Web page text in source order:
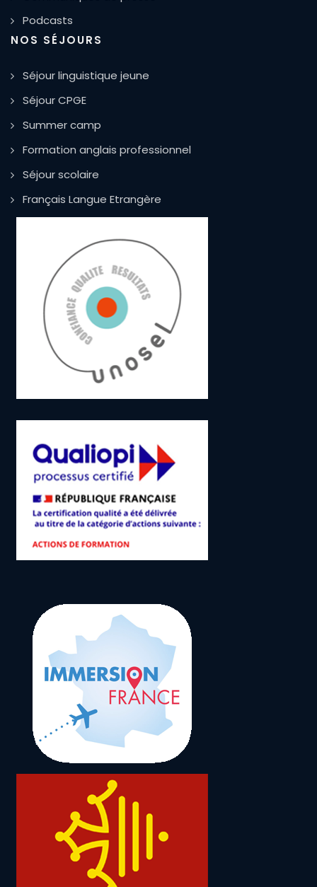
Podcasts
NOS SÉJOURS
Séjour linguistique jeune
Séjour CPGE
Summer camp
Formation anglais professionnel
Séjour scolaire
Français Langue Etrangère